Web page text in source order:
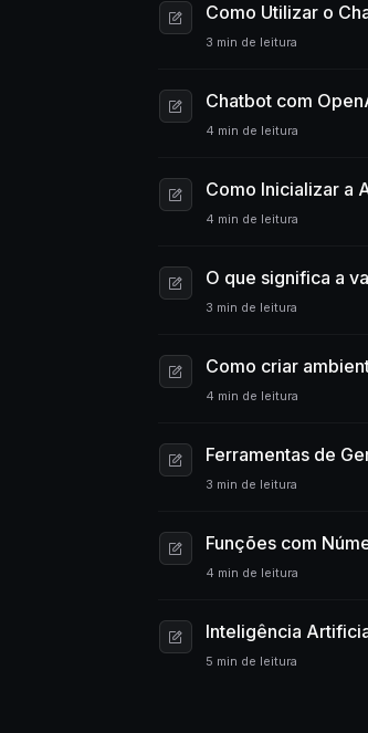
Como Utilizar o
3 min de leitura
Chatbot com
4 min de leitura
Como Inicializar a
4 min de leitura
O que significa a
3 min de leitura
Como criar
4 min de leitura
Ferramentas de
3 min de leitura
Funções com
4 min de leitura
Inteligência
5 min de leitura